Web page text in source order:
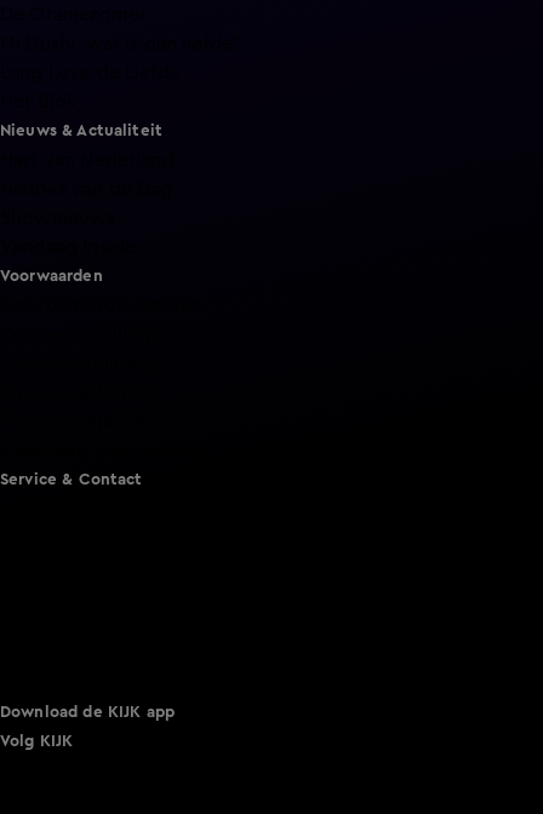
Nieuws & Actualiteit
Voorwaarden
Service & Contact
Download de KIJK app
Volg KIJK